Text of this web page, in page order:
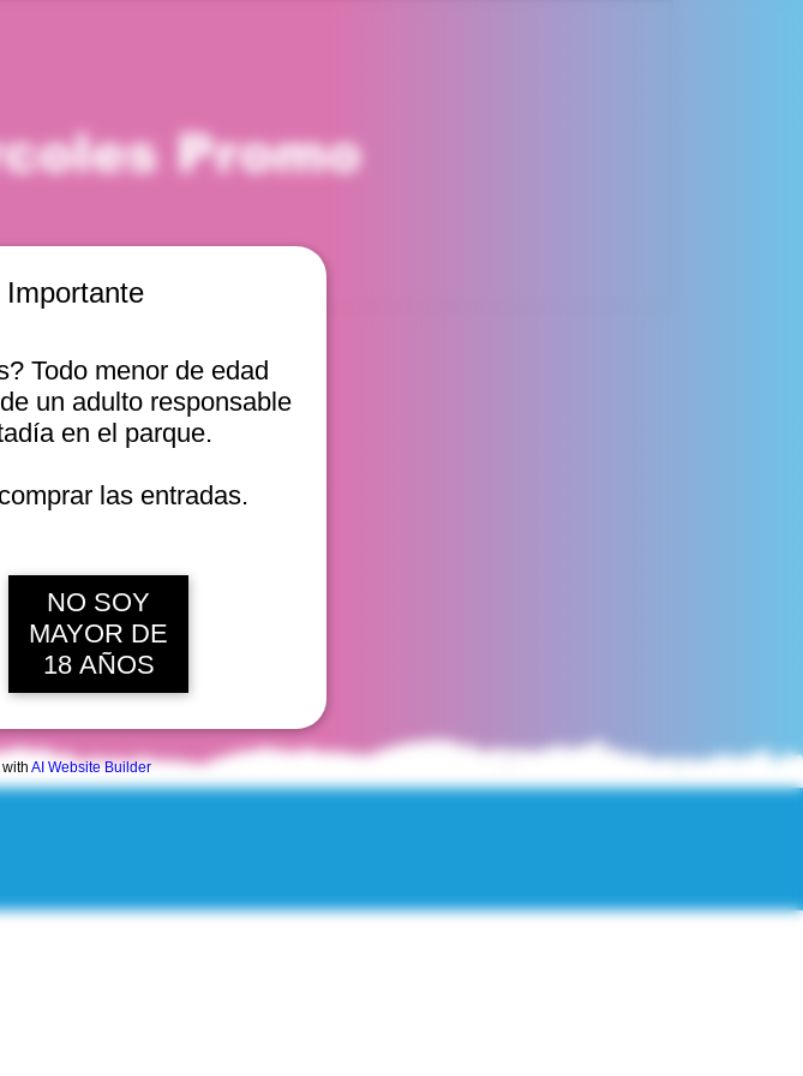
Todo menor de edad
un adulto responsable
en el parque.
las entradas.
NO SOY
MAYOR DE
18 AÑOS
AI Website Builder
Promo
Viña del Mar, Valparaíso, Chile